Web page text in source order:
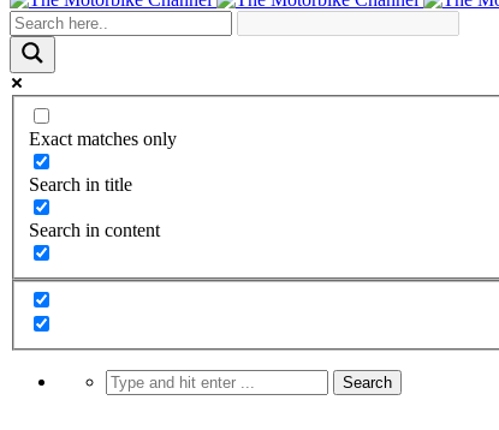
Exact matches only
Search in title
Search in content